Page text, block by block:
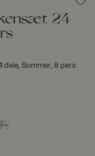
24
dele, Sommer, 8 pers
pris